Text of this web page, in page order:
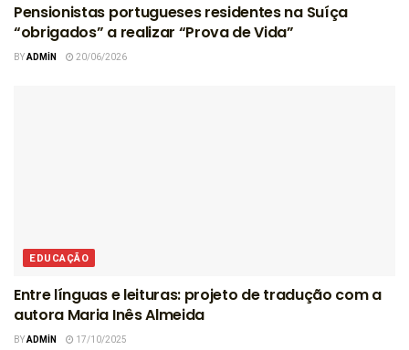
Pensionistas portugueses residentes na Suíça
“obrigados” a realizar “Prova de Vida”
BYADMIN 20/06/2026
EDUCAÇÃO
Entre línguas e leituras: projeto de tradução com a
autora Maria Inês Almeida
BYADMIN 17/10/2025